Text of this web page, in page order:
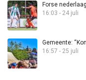
Forse
16:03 - 24 juli
Gemeente:
16:57 - 25 juli